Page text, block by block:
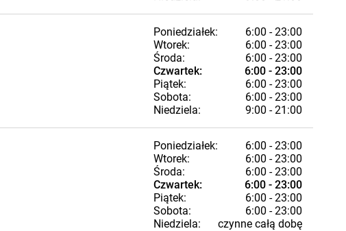
Poniedziałek:
6:00 - 23:00
Wtorek:
6:00 - 23:00
Środa:
6:00 - 23:00
Czwartek:
6:00 - 23:00
Piątek:
6:00 - 23:00
Sobota:
6:00 - 23:00
Niedziela:
9:00 - 21:00
Poniedziałek:
6:00 - 23:00
Wtorek:
6:00 - 23:00
Środa:
6:00 - 23:00
Czwartek:
6:00 - 23:00
Piątek:
6:00 - 23:00
Sobota:
6:00 - 23:00
Niedziela:
czynne całą dobę